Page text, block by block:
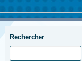
Rechercher